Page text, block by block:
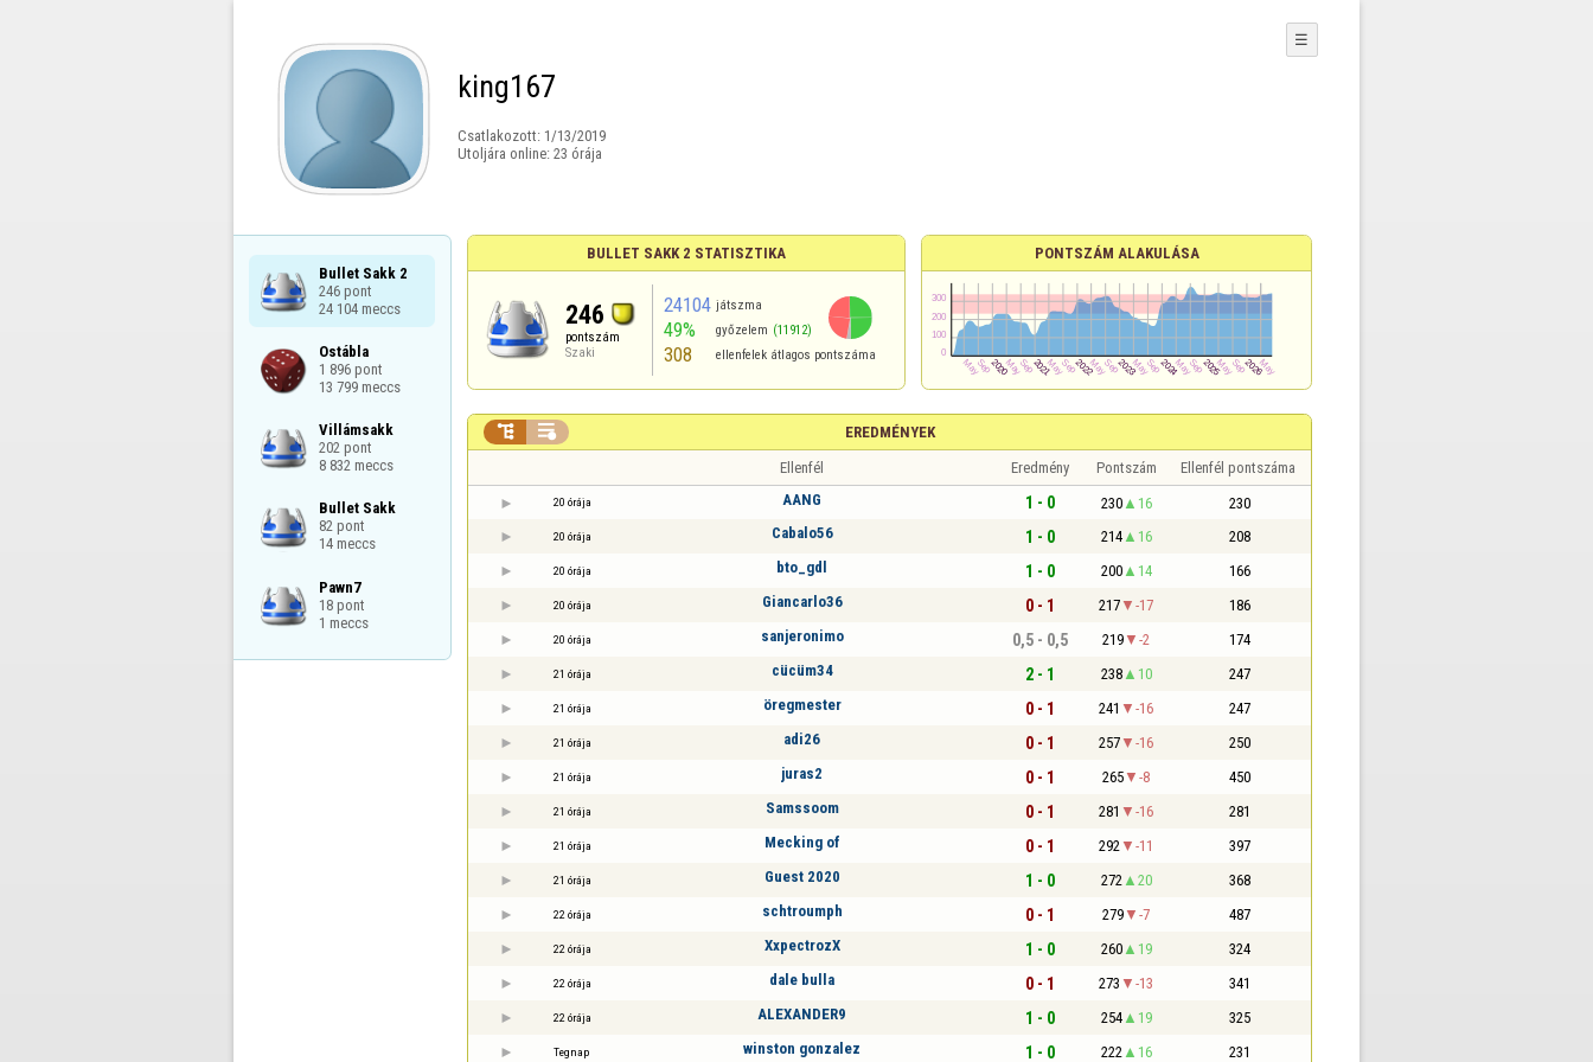
king167
Csatlakozott: 1/13/2019
Utoljára online: 23 órája
☰
Bullet Sakk 2
246 pont
24 104 meccs
Ostábla
1 896 pont
13 799 meccs
Villámsakk
202 pont
8 832 meccs
Bullet Sakk
82 pont
14 meccs
Pawn7
18 pont
1 meccs
BULLET SAKK 2 STATISZTIKA
246
pontszám
Szaki
24104 játszma
49% győzelem (11912)
308 ellenfelek átlagos pontszáma
PONTSZÁM ALAKULÁSA
EREDMÉNYEK
 
Ellenfél Eredmény Pontszám Ellenfél pontszáma
20 órája AANG 1 - 0 230 16 230
20 órája Cabalo56 1 - 0 214 16 208
20 órája bto_gdl 1 - 0 200 14 166
20 órája Giancarlo36 0 - 1 217 -17 186
20 órája sanjeronimo 0,5 - 0,5 219 -2 174
21 órája cücüm34 2 - 1 238 10 247
21 órája öregmester 0 - 1 241 -16 247
21 órája adi26 0 - 1 257 -16 250
21 órája juras2 0 - 1 265 -8 450
21 órája Samssoom 0 - 1 281 -16 281
21 órája Mecking of 0 - 1 292 -11 397
21 órája Guest 2020 1 - 0 272 20 368
22 órája schtroumph 0 - 1 279 -7 487
22 órája XxpectrozX 1 - 0 260 19 324
22 órája dale bulla 0 - 1 273 -13 341
22 órája ALEXANDER9 1 - 0 254 19 325
Tegnap winston gonzalez 1 - 0 222 16 231